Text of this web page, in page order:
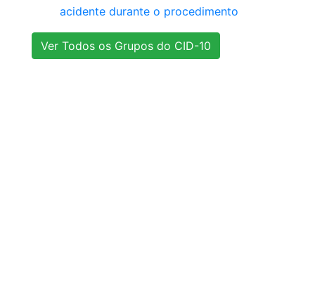
acidente durante o procedimento
Ver Todos os Grupos do CID-10